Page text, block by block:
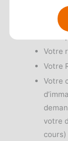
plusieurs
Votre
Votre
Votre
votre
cours)